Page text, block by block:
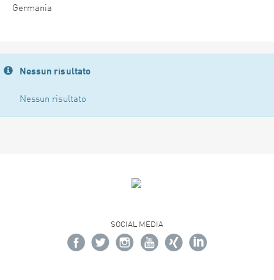
Germania
Nessun risultato
Nessun risultato
SOCIAL MEDIA